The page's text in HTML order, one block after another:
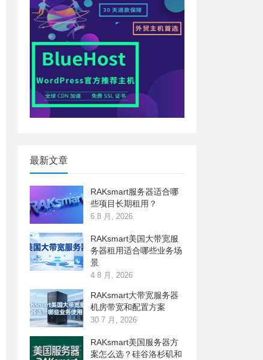
最新文章
RAKsmart服务器适合哪
些项目长期租用？
6 8 月, 2026
RAKsmart美国大带宽服
务器租用适合哪些业务场
景
4 8 月, 2026
RAKsmart大带宽服务器
机房带宽和配置方案
30 7 月, 2026
RAKsmart美国服务器方
案怎么选？硅谷洛杉矶和